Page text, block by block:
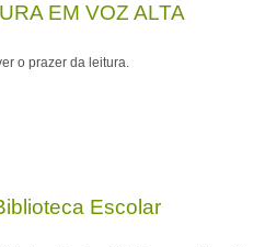
EM VOZ ALTA
o prazer da leitura.
Escolar